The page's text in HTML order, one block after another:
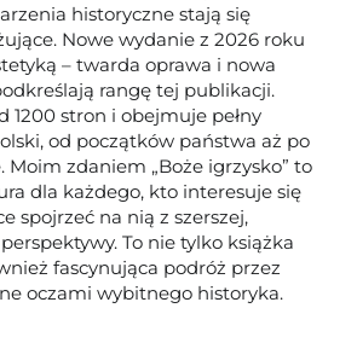
historyczne stają się
Nowe wydanie z 2026 roku
– twarda oprawa i nowa
rangę tej publikacji.
1200 stron i obejmuje pełny
od początków państwa aż po
Moim zdaniem „Boże igrzysko” to
dla każdego, kto interesuje się
spojrzeć na nią z szerszej,
To nie tylko książka
fascynująca podróż przez
oczami wybitnego historyka.